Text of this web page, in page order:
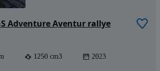
Adventure Aventur rallye
1250 cm3 2023